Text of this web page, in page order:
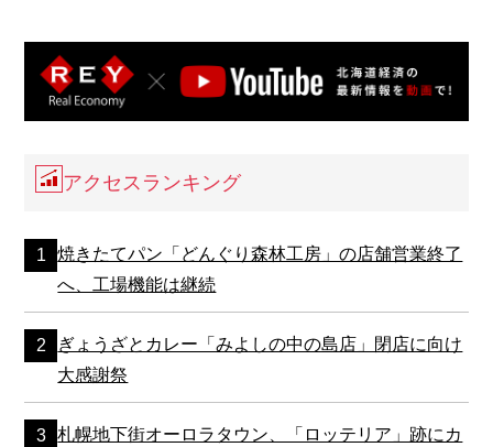
アクセスランキング
焼きたてパン「どんぐり森林工房」の店舗営業終了
へ、工場機能は継続
ぎょうざとカレー「みよしの中の島店」閉店に向け
大感謝祭
札幌地下街オーロラタウン、「ロッテリア」跡にカ